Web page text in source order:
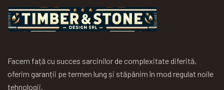
Facem față cu succes sarcinilor de complexitate diferită,
oferim garanții pe termen lung și stăpânim în mod regulat noile
tehnologii.